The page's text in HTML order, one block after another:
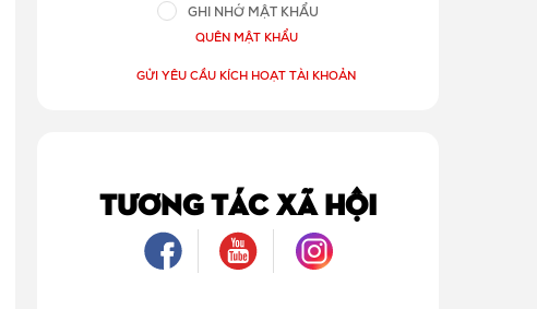
GHI NHỚ MẬT KHẨU
QUÊN MẬT KHẨU
GỬI YÊU CẦU KÍCH HOẠT TÀI KHOẢN
TƯƠNG TÁC XÃ HỘI